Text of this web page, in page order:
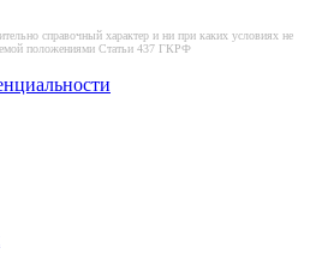
справочный характер и ни при каких условиях не
положениями Статьи 437 ГКРФ